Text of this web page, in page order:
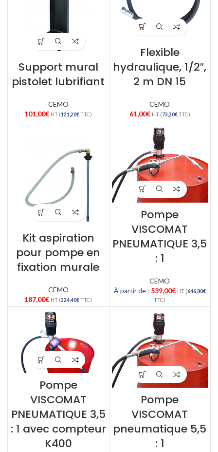
Support mural
pistolet lubrifiant
CEMO
101,00€ HT (121,20€TTC)
Flexible
hydraulique, 1/2″,
2 m DN 15
CEMO
61,00€ HT (73,20€TTC)
Kit aspiration
pour pompe en
fixation murale
CEMO
187,00€ HT (224,40€TTC)
Pompe
VISCOMAT
PNEUMATIQUE 3,5
: 1
CEMO
À partir de : 539,00€ HT (646,80€
TTC)
Pompe
VISCOMAT
PNEUMATIQUE 3,5
: 1 avec compteur
K400
Pompe
VISCOMAT
pneumatique 5,5
: 1